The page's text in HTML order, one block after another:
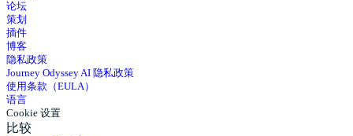
论坛
策划
插件
博客
隐私政策
Journey Odyssey AI 隐私政策
使用条款（EULA）
语言
Cookie 设置
比较